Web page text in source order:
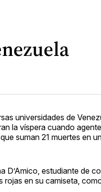
universidades de
la víspera cuando
suman 21 muertes en
D’Amico, estudiante de
en su camiseta,